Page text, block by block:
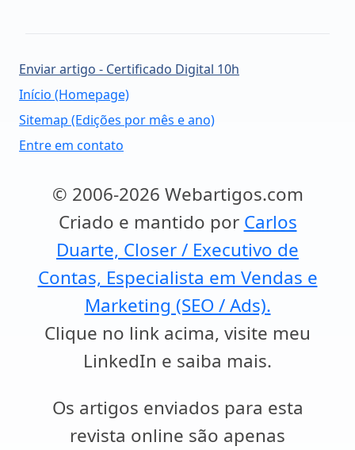
Enviar artigo - Certificado Digital 10h
Início (Homepage)
Sitemap (Edições por mês e ano)
Entre em contato
© 2006-2026 Webartigos.com
Criado e mantido por Carlos
Duarte, Closer / Executivo de
Contas, Especialista em Vendas e
Marketing (SEO / Ads).
Clique no link acima, visite meu
LinkedIn e saiba mais.
Os artigos enviados para esta
revista online são apenas